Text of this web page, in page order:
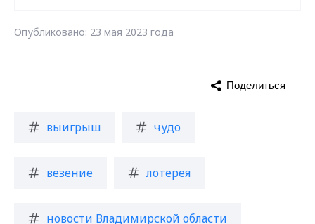
Опубликовано: 23 мая 2023 года
выигрыш чудо
везение лотерея
новости Владимирской области
Поделиться